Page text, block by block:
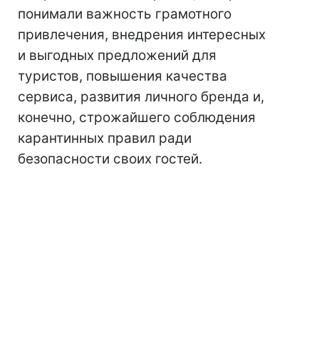
понимали важность грамотного
привлечения, внедрения интересных
и выгодных предложений для
туристов, повышения качества
сервиса, развития личного бренда и,
конечно, строжайшего соблюдения
карантинных правил ради
безопасности своих гостей.